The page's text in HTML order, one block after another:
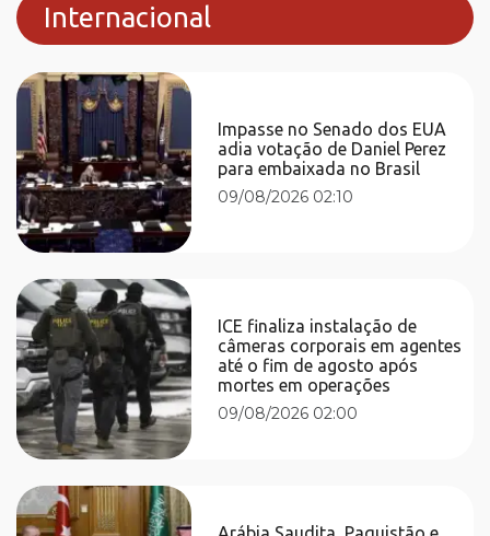
Internacional
Impasse no Senado dos EUA
adia votação de Daniel Perez
para embaixada no Brasil
09/08/2026 02:10
ICE finaliza instalação de
câmeras corporais em agentes
até o fim de agosto após
mortes em operações
09/08/2026 02:00